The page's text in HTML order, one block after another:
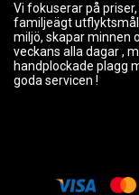
Vi fokuserar på
familjeägt utflyktsmål
miljö, skapar minnen
veckans alla dagar ,
handplockade plagg
goda servicen !